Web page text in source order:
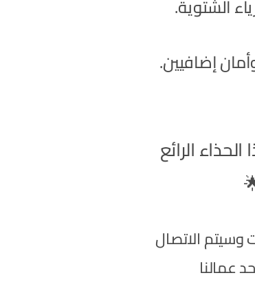
الشتوية.
إضافيين.
الرائع
الاتصال
عمالنا